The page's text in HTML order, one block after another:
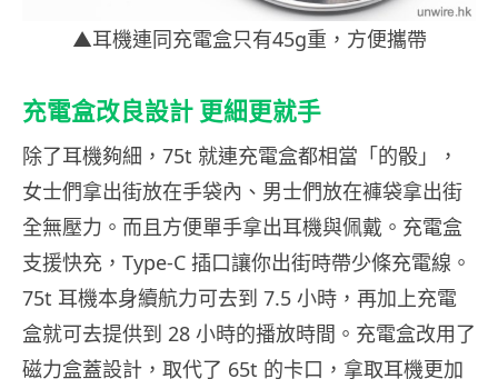
▲耳機連同充電盒只有45g重，方便攜帶
充電盒改良設計 更細更就手
除了耳機夠細，75t 就連充電盒都相當「的骰」，
女士們拿出街放在手袋內、男士們放在褲袋拿出街
全無壓力。而且方便單手拿出耳機與佩戴。充電盒
支援快充，Type-C 插口讓你出街時帶少條充電線。
75t 耳機本身續航力可去到 7.5 小時，再加上充電
盒就可去提供到 28 小時的播放時間。充電盒改用了
磁力盒蓋設計，取代了 65t 的卡口，拿取耳機更加